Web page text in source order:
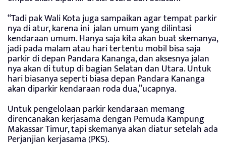
“Tadi pak Wali Kota juga sampaikan agar tempat parkir
nya di atur, karena ini jalan umum yang dilintasi
kendaraan umum. Hanya saja kita akan buat skemanya,
jadi pada malam atau hari tertentu mobil bisa saja
parkir di depan Pandara Kananga, dan aksesnya jalan
nya akan di tutup di bagian Selatan dan Utara. Untuk
hari biasanya seperti biasa depan Pandara Kananga
akan diparkir kendaraan roda dua,”ucapnya.
Untuk pengelolaan parkir kendaraan memang
direncanakan kerjasama dengan Pemuda Kampung
Makassar Timur, tapi skemanya akan diatur setelah ada
Perjanjian kerjasama (PKS).